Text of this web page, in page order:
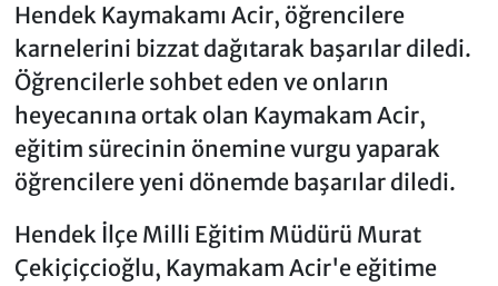
Hendek Kaymakamı Acir, öğrencilere
karnelerini bizzat dağıtarak başarılar diledi.
Öğrencilerle sohbet eden ve onların
heyecanına ortak olan Kaymakam Acir,
eğitim sürecinin önemine vurgu yaparak
öğrencilere yeni dönemde başarılar diledi.
Hendek İlçe Milli Eğitim Müdürü Murat
Çekiçiçcioğlu, Kaymakam Acir'e eğitime